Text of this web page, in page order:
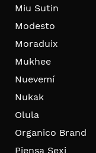
Miu Sutin
Modesto
Moraduix
Mukhee
Nuevemí
Nukak
Olula
Organico Brand
Piensa Sexi